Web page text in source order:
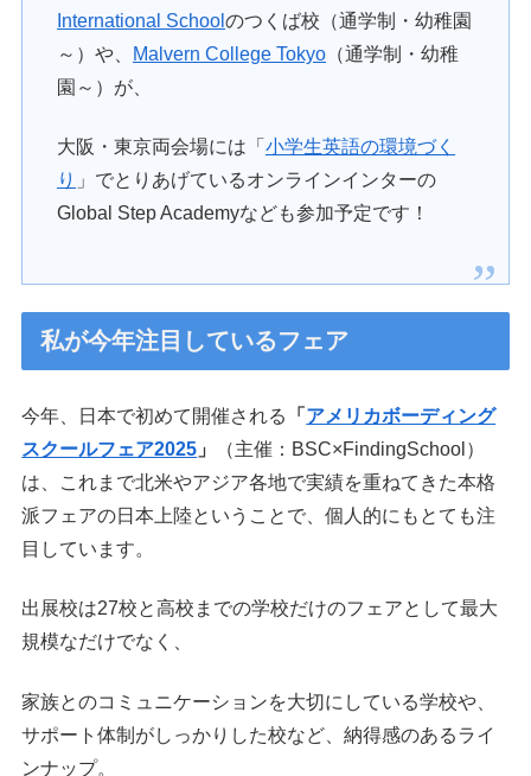
International Schoolのつくば校（通学制・幼稚園
～）や、
Malvern College Tokyo （通学制・幼稚
園～）が、
大阪・東京両会場には「小学生英語の環境づく
り 」でとりあげているオンラインインターの
Global Step Academyなども参加予定です！
私が今年注目しているフェア
今年、日本で初めて開催される 「 アメリカボーディング
スクールフェア2025 」
（主催：BSC×FindingSchool）
は、これまで北米やアジア各地で実績を重ねてきた本格
派フェアの日本上陸ということで、個人的にもとても注
目しています。
出展校は27校と高校までの学校だけのフェアとして最大
規模なだけでなく、
家族とのコミュニケーションを大切にしている学校や、
サポート体制がしっかりした校など、納得感のあるライ
ンナップ。